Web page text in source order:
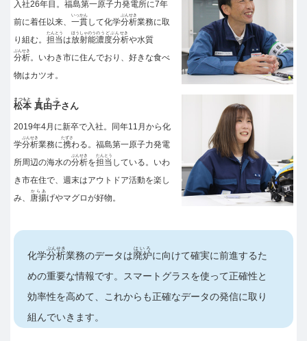
入社26年目。福島第一原子力発電所に7年
前に着任以来、 一貫
いっかん
して化学分析
ぶんせき
業務に取
り組む。 担当
たんとう
は放射能
ほうしゃのう
濃度分析
のうどぶんせき
や水質
分析
ぶんせき
。いわき市に住んでおり、好きな食べ
物はカツオ。
松本
まつもと
真由子
まゆこ
さん
2019年4月に新卒で入社。同年11月から化
学分析
ぶんせき
業務に携
たずさ
わる。福島第一原子力発電
所周辺の海水の分析
ぶんせき
を担当
たんとう
している。いわ
き市在住で、週末はアウトドア活動を楽し
み、 唐揚
からあ
げやマグロが好物。
化学分析
ぶんせき
業務のデータは廃炉
はいろ
に向けて確実に前進するた
めの重要な情報です。スマートグラスを使って正確性と
効率性を高めて、これからも正確なデータの発信に取り
組んでいきます。